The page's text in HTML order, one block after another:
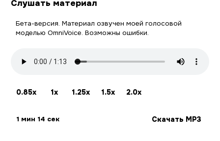
Слушать материал
Бета-версия. Материал озвучен моей голосовой
моделью OmniVoice. Возможны ошибки.
0.85x 1x 1.25x 1.5x 2.0x
1 мин 14 сек Скачать MP3